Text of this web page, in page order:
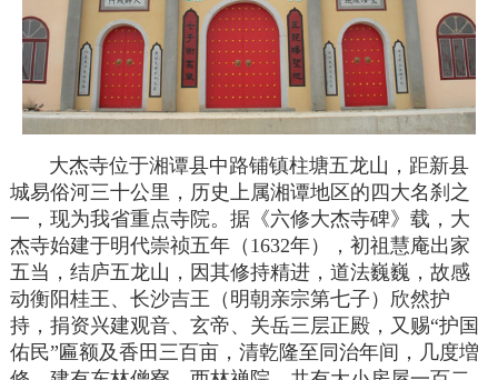
大杰寺位于湘谭县中路铺镇柱塘五龙山，距新县
城易俗河三十公里，历史上属湘谭地区的四大名刹之
一，现为我省重点寺院。据《六修大杰寺碑》载，大
杰寺始建于明代崇祯五年（1632年），初祖慧庵出家
五当，结庐五龙山，因其修持精进，道法巍巍，故感
动衡阳桂王、长沙吉王（明朝亲宗第七子）欣然护
持，捐资兴建观音、玄帝、关岳三层正殿，又赐“护国
佑民”匾额及香田三百亩，清乾隆至同治年间，几度増